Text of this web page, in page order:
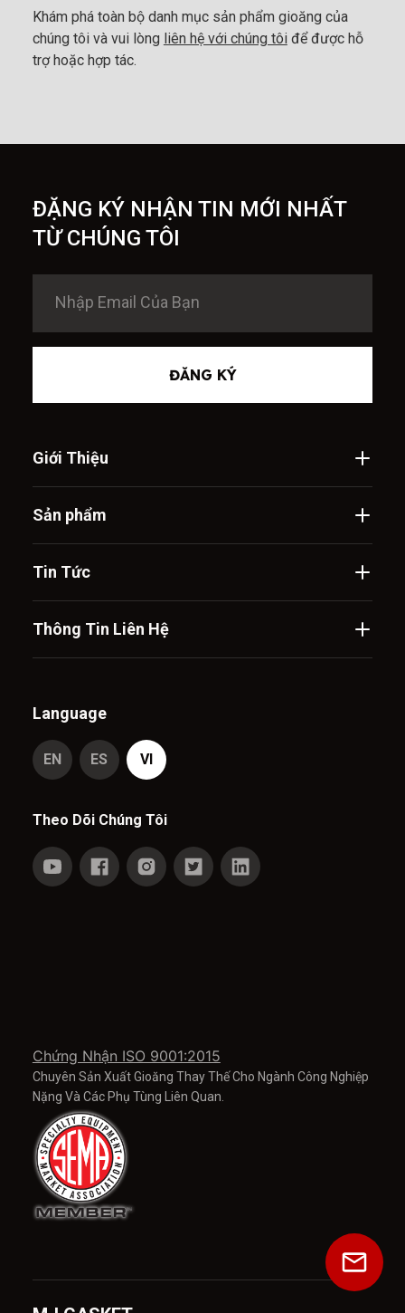
Khám phá toàn bộ danh mục sản phẩm gioăng của
chúng tôi và vui lòng liên hệ với chúng tôiđể được hỗ
trợ hoặc hợp tác.
ĐẶNG KÝ NHẬN TIN MỚI NHẤT
TỪ CHÚNG TÔI
ĐĂNG KÝ
Giới Thiệu
Sản phẩm
Tin Tức
Thông Tin Liên Hệ
Chứng Nhận ISO 9001:2015
Chuyên Sản Xuất Gioăng Thay Thế Cho Ngành Công Nghiệp
Nặng Và Các Phụ Tùng Liên Quan.
Language
EN ES VI
Theo Dõi Chúng Tôi